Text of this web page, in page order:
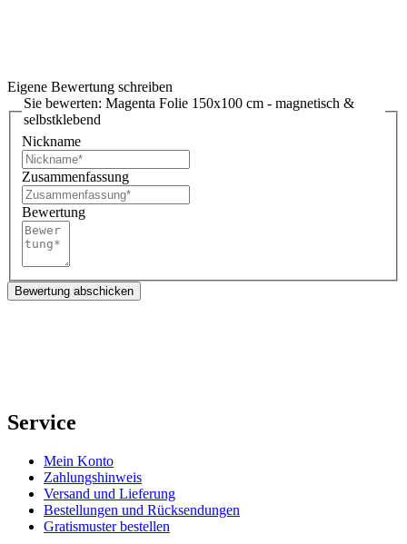
Eigene Bewertung schreiben
Sie bewerten: Magenta Folie 150x100 cm - magnetisch &
selbstklebend
Nickname
Zusammenfassung
Bewertung
Bewertung abschicken
Service
Mein Konto
Zahlungshinweis
Versand und Lieferung
Bestellungen und Rücksendungen
Gratismuster bestellen